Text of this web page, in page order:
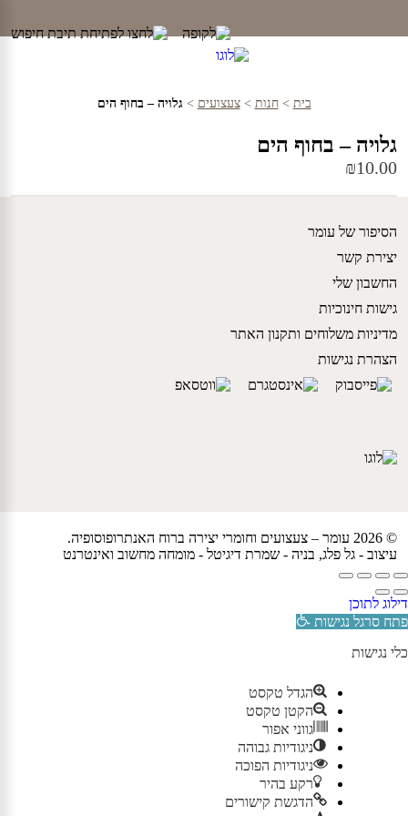
content
בית >חנות >צעצועים > גלויה – בחוף הים
גלויה – בחוף הים
₪10.00
הסיפור של עומר
יצירת קשר
החשבון שלי
גישות חינוכיות
מדיניות משלוחים ותקנון האתר
הצהרת נגישות
© 2026 עומר – צעצועים וחומרי יצירה ברוח האנתרופוסופיה.
עיצוב - גל פלג, בניה - שמרת דיגיטל - מומחה מחשוב ואינטרנט
דילוג לתוכן
פתח סרגל נגישות
כלי נגישות
הגדל טקסט
הקטן טקסט
גווני אפור
ניגודיות גבוהה
ניגודיות הפוכה
רקע בהיר
הדגשת קישורים